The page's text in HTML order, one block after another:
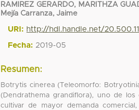
RAMIREZ GERARDO, MARITHZA
Mejía Carranza, Jaime
URI: http://hdl.handle.net/
Fecha: 2019-05
Resumen:
Botrytis cinerea (Teleomorfo:
(Dendrathema grandiflora), uno de
cultivar de mayor demanda